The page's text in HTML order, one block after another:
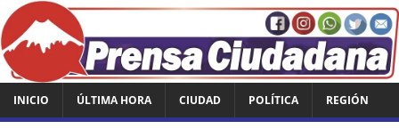
INICIO ÚLTIMA HORA CIUDAD POLÍTICA REGIÓN